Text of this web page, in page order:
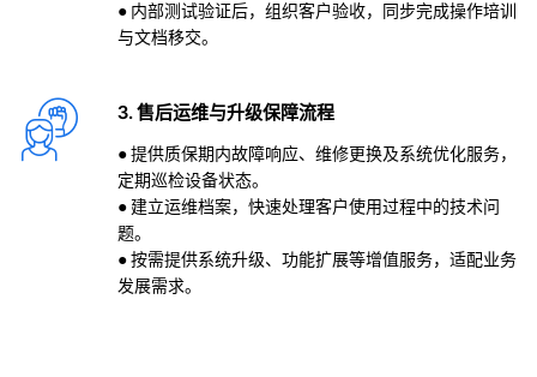
● 内部测试验证后，组织客户验收，同步完成操作培训
与文档移交。
3. 售后运维与升级保障流程
● 提供质保期内故障响应、维修更换及系统优化服务，
定期巡检设备状态。
● 建立运维档案，快速处理客户使用过程中的技术问
题。
● 按需提供系统升级、功能扩展等增值服务，适配业务
发展需求。